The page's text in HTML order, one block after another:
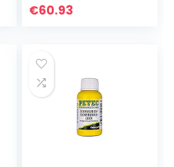
€60.93